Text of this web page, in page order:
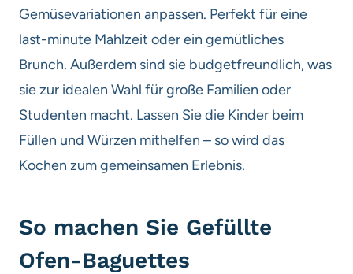
Gemüsevariationen anpassen. Perfekt für eine
last-minute Mahlzeit oder ein gemütliches
Brunch. Außerdem sind sie budgetfreundlich, was
sie zur idealen Wahl für große Familien oder
Studenten macht. Lassen Sie die Kinder beim
Füllen und Würzen mithelfen – so wird das
Kochen zum gemeinsamen Erlebnis.
So machen Sie Gefüllte
Ofen-Baguettes